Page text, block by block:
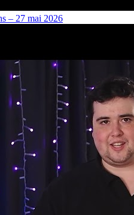
– 27 mai 2026